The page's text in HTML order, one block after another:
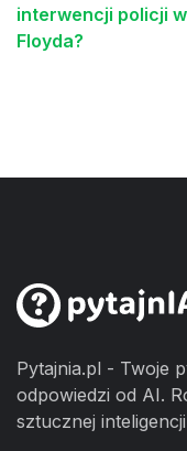
interwencji policji
Floyda?
Pytajnia.pl - Twoje
odpowiedzi od AI.
sztucznej